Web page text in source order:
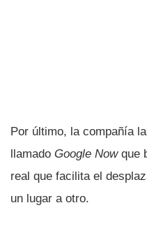
Por último, la compañí­a
llamado Google Nowque
real que facilita el
un lugar a otro.